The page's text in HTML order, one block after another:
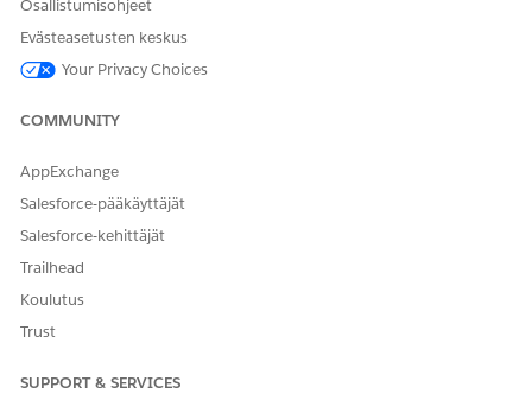
Automatisoitu täydennys
Tämä palveluprosessi sisältää täydennyskulun, joka käsittelee
Flow Builderissa sisältämään mukautettua logiikkaa, kuten
inventaariotarkistuksia.
ja käynnistää hyväksymisen jälkeen automatisoidun API-
käyttöoikeuden.
Osallistumisohjeet
Evästeasetusten keskus
Your Privacy Choices
COMMUNITY
AppExchange
Salesforce-pääkäyttäjät
Salesforce-kehittäjät
Trailhead
Koulutus
Trust
SUPPORT & SERVICES